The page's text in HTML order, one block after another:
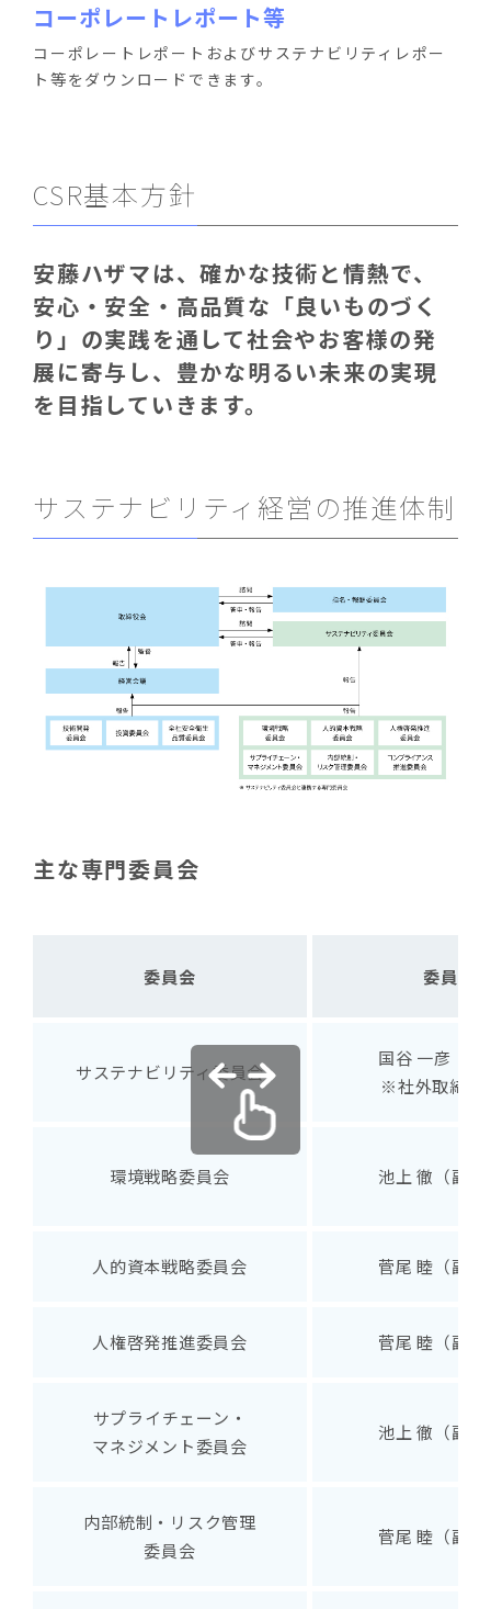
コーポレートレポート等
コーポレートレポートおよびサステナビリティレポー
ト等をダウンロードできます。
CSR基本方針
安藤ハザマは、確かな技術と情熱で、
安心・安全・高品質な「良いものづく
り」の実践を通して社会やお客様の発
展に寄与し、豊かな明るい未来の実現
を目指していきます。
サステナビリティ経営の推進体制
主な専門委員会
委員会 委員長
サステナビリティ委員会
国谷 一彦（社
※社外取締役
環境戦略委員会 池上 徹（副社
人的資本戦略委員会 菅尾 睦（副社
人権啓発推進委員会 菅尾 睦（副社
サプライチェーン・
マネジメント委員会
池上 徹（副社
内部統制・リスク管理
委員会
菅尾 睦（副社